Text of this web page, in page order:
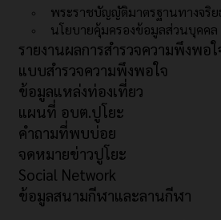
พระราชบัญญัติมาตรฐานทางจริ
นโยบายคุ้มครองข้อมูลส่วนบุคคล
รายงานผลการสำรวจความพึงพอ
แบบสำรวจความพึงพอใจ
ข้อมูลแหล่งท่องเที่ยว
แผนที่ อบต.ปูโยะ
คำถามที่พบบ่อย
จดหมายข่าวปูโยะ
Social Network
ข้อมูลสนามกีฬาและลานกีฬา